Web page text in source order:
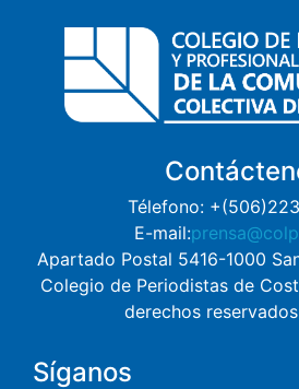
Télefono:
E-mail:
Apartado Postal 5416-1000
Colegio de Periodistas de
derechos
Síganos